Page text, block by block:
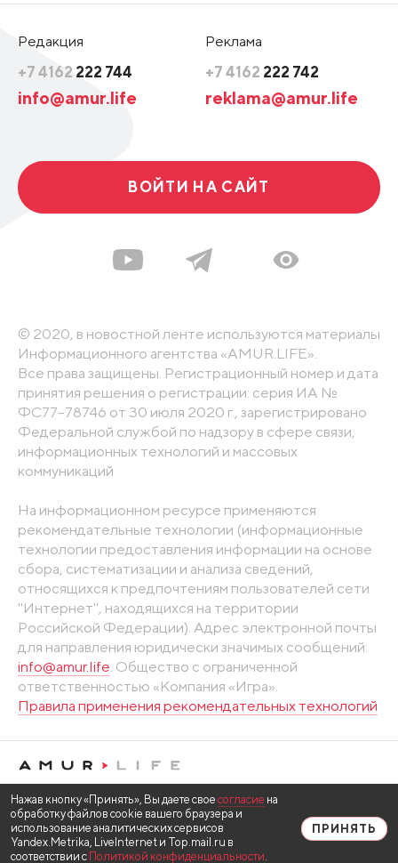
Редакция
+7 4162 222 744
info@amur.life
Реклама
+7 4162 222 742
reklama@amur.life
ВОЙТИ НА САЙТ
© 2020, в новостной ленте используются материалы
Информационного агентства «AMUR.LIFE».
Все права защищены. Регистрационный номер и дата
принятия решения о регистрации: серия ИА №
ФС77-78746 от 30 июля 2020 г., зарегистрировано
Федеральной службой по надзору в сфере связи,
информационных технологий и массовых
коммуникаций
На информационном ресурсе применяются
рекомендательные технологии (информационные
технологии предоставления информации на основе
сбора, систематизации и анализа сведений,
относящихся к предпочтениям пользователей сети
"Интернет", находящихся на территории
Российской Федерации). Адрес электронной почты
для направления юридически значимых сообщений:
info@amur.life. Общество с ограниченной
ответственностью «Компания «Игра».
Правила применения рекомендательных технологий
Нажав кнопку «Принять», Вы даете свое согласие на
обработку файлов cookie вашего браузера и
использование аналитических сервисов
Yandex.Metrika, LiveInternet и Top.mail.ru в
соответствии с Политикой конфиденциальности.
ПРИНЯТЬ